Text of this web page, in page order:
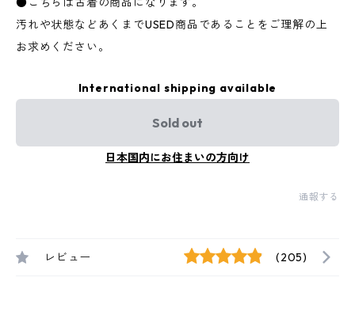
汚れや状態などあくまでUSED商品であることをご理解の上
お求めください。
International shipping available
Sold out
日本国内にお住まいの方向け
通報する
レビュー (205)